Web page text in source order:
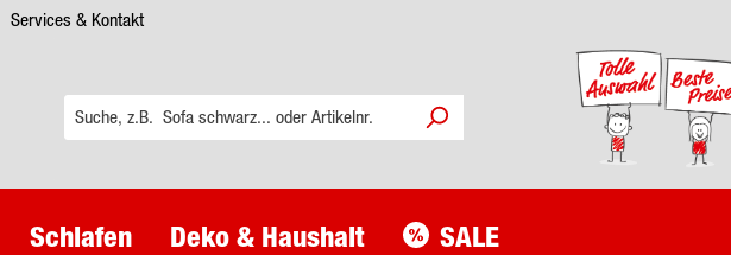
Services & Kontakt
Schlafen Deko & Haushalt SALE